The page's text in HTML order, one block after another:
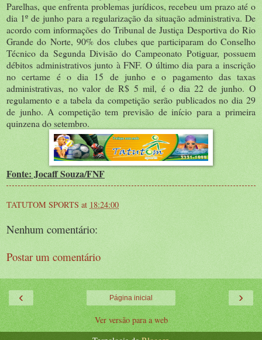
Parelhas, que enfrenta problemas jurídicos, recebeu um prazo até o
dia 1º de junho para a regularização da situação administrativa. De
acordo com informações do Tribunal de Justiça Desportiva do Rio
Grande do Norte, 90% dos clubes que participaram do Conselho
Técnico da Segunda Divisão do Campeonato Potiguar, possuem
débitos administrativos junto à FNF. O último dia para a inscrição
no certame é o dia 15 de junho e o pagamento das taxas
administrativas, no valor de R$ 5 mil, é o dia 22 de junho. O
regulamento e a tabela da competição serão publicados no dia 29
de junho. A competição tem previsão de início para a primeira
quinzena do setembro.
Fonte: Jocaff Souza/FNF
TATUTOM SPORTS at 18:24:00
Nenhum comentário:
Postar um comentário
‹ ›
Página inicial
Ver versão para a web